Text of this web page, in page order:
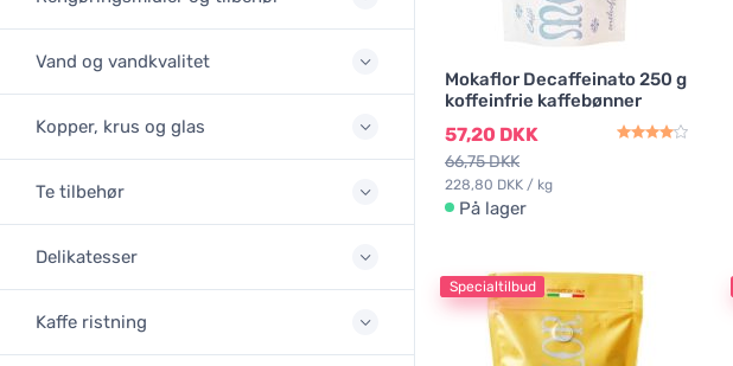
Vand og vandkvalitet
Kopper, krus og glas
Te tilbehør
Delikatesser
Kaffe ristning
Mokaflor Decaffeinato 250 g
koffeinfrie kaffebønner
57,20 DKK
66,75 DKK
228,80 DKK / kg
På lager
Specialtilbud